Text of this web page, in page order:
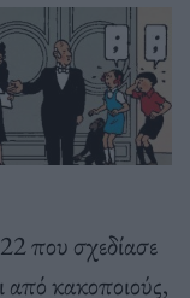
που σχεδίασε
από κακοποιούς,